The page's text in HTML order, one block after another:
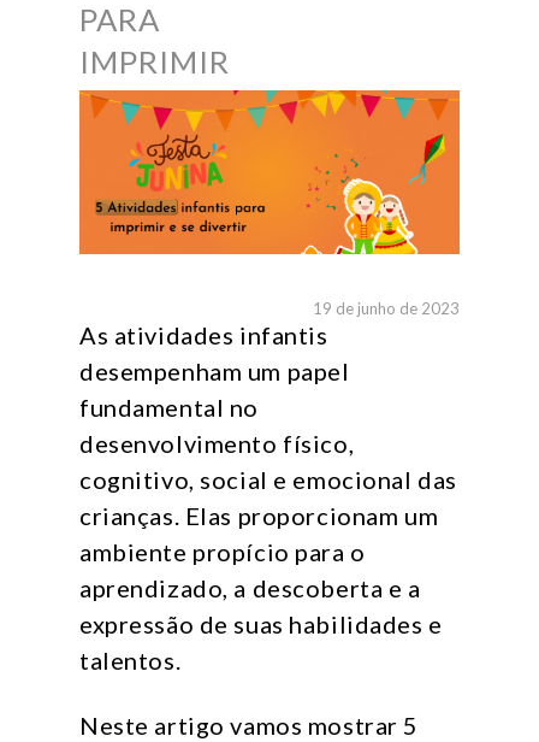
PARA
IMPRIMIR
19 de junho de 2023
As atividades infantis
desempenham um papel
fundamental no
desenvolvimento físico,
cognitivo, social e emocional das
crianças. Elas proporcionam um
ambiente propício para o
aprendizado, a descoberta e a
expressão de suas habilidades e
talentos.
Neste artigo vamos mostrar 5